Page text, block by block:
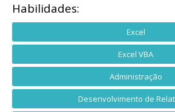
Habilidades:
Excel
Excel VBA
Administração
Desenvolvimento de